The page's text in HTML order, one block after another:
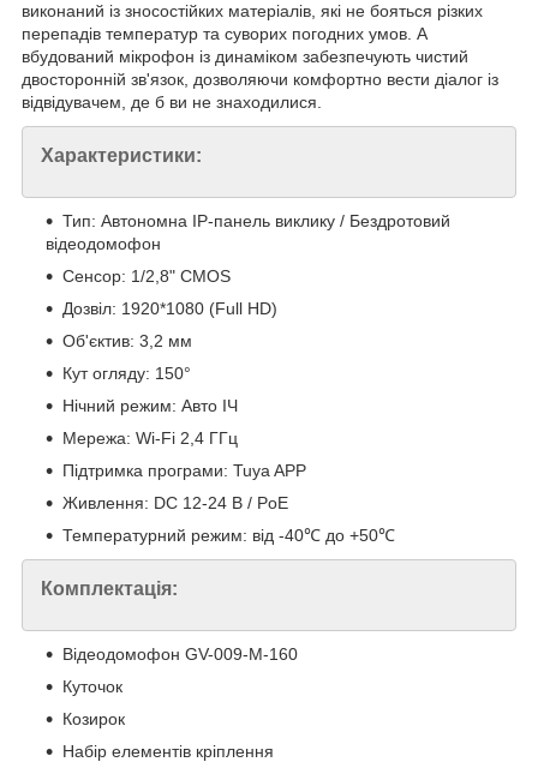
виконаний із зносостійких матеріалів, які не бояться різких
перепадів температур та суворих погодних умов. А
вбудований мікрофон із динаміком забезпечують чистий
двосторонній зв'язок, дозволяючи комфортно вести діалог із
відвідувачем, де б ви не знаходилися.
Характеристики:
Тип: Автономна IP-панель виклику / Бездротовий
відеодомофон
Сенсор: 1/2,8" CMOS
Дозвіл: 1920*1080 (Full HD)
Об'єктив: 3,2 мм
Кут огляду: 150°
Нічний режим: Авто ІЧ
Мережа: Wi-Fi 2,4 ГГц
Підтримка програми: Tuya APP
Живлення: DC 12-24 В / PoE
Температурний режим: від -40℃ до +50℃
Комплектація:
Відеодомофон GV-009-M-160
Куточок
Козирок
Набір елементів кріплення